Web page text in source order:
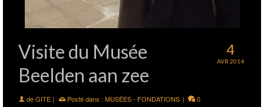
4
AVR 2014
Visite du Musée
Beelden aan zee
deGITE | Posté dans : MUSÉES - FONDATIONS | 0